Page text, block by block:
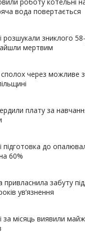
вода повертається
розшукали зниклого
мертвим
через можливе
плату за
підготовка до
60%
привласнила забуту
ув’язнення
за місяць виявили